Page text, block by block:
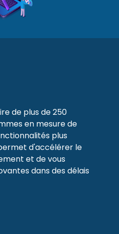
de plus de 250
en mesure de
plus
d'accélérer le
et de vous
dans des délais